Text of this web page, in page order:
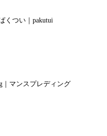
くつい｜pakutui
｜マンスプレディング